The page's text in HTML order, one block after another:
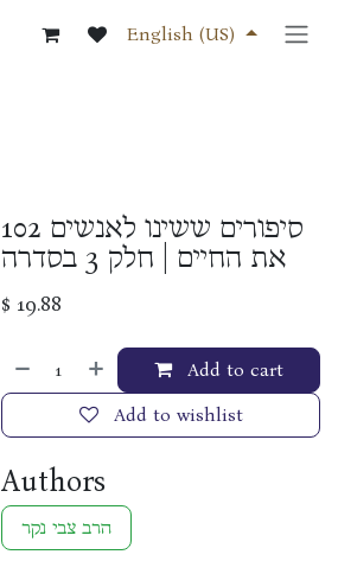
English (US)
102 סיפורים ששינו לאנשים
את החיים | חלק 3 בסדרה
$ 19.88
Add to cart
Add to wishlist
Authors
הרב צבי נקר